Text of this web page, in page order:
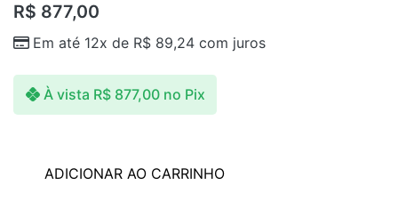
R$ 877,00
Em até 12x de R$ 89,24 com juros
À vista R$877,00 no Pix
ADICIONAR AO CARRINHO